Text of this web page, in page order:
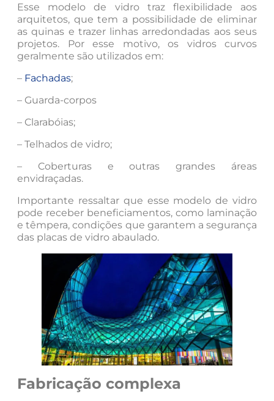
Esse modelo de vidro traz flexibilidade aos
arquitetos, que tem a possibilidade de eliminar
as quinas e trazer linhas arredondadas aos seus
projetos. Por esse motivo, os vidros curvos
geralmente são utilizados em:
– Fachadas;
– Guarda-corpos
– Clarabóias;
– Telhados de vidro;
– Coberturas e outras grandes áreas
envidraçadas.
Importante ressaltar que esse modelo de vidro
pode receber beneficiamentos, como laminação
e têmpera, condições que garantem a segurança
das placas de vidro abaulado.
Fabricação complexa